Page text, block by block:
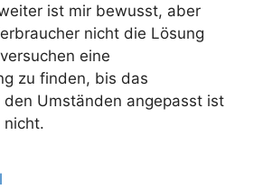
ist mir bewusst, aber
nicht die Lösung
eine
zu finden, bis das
Umständen angepasst ist
nicht.